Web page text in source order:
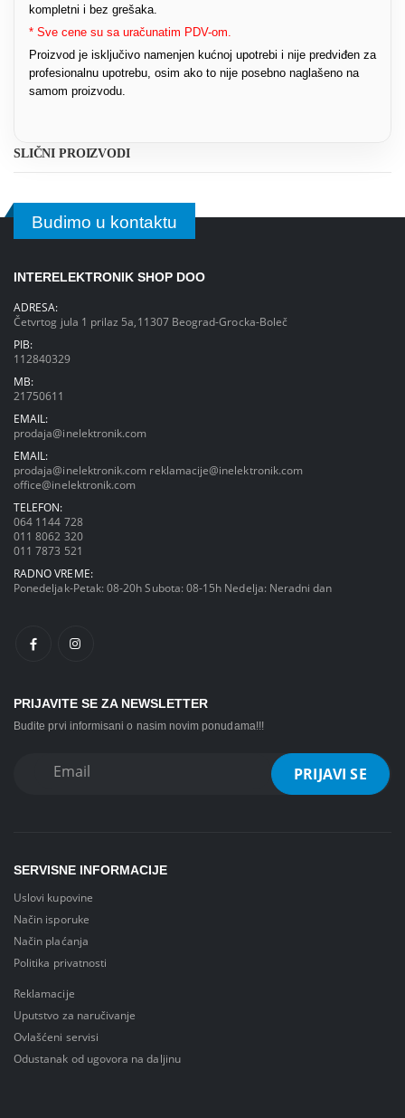
kompletni i bez grešaka.
* Sve cene su sa uračunatim PDV-om.
Proizvod je isključivo namenjen kućnoj upotrebi i nije predviđen za
profesionalnu upotrebu, osim ako to nije posebno naglašeno na
samom proizvodu.
SLIČNI PROIZVODI
Budimo u kontaktu
INTERELEKTRONIK SHOP DOO
ADRESA:
Četvrtog jula 1 prilaz 5a,11307 Beograd-Grocka-Boleč
PIB:
112840329
MB:
21750611
EMAIL:
prodaja@inelektronik.com
EMAIL:
prodaja@inelektronik.com reklamacije@inelektronik.com
office@inelektronik.com
TELEFON:
064 1144 728
011 8062 320
011 7873 521
RADNO VREME:
Ponedeljak-Petak: 08-20h Subota: 08-15h Nedelja: Neradni dan
PRIJAVITE SE ZA NEWSLETTER
Budite prvi informisani o nasim novim ponudama!!!
SERVISNE INFORMACIJE
Uslovi kupovine
Način isporuke
Način plaćanja
Politika privatnosti
Reklamacije
Uputstvo za naručivanje
Ovlašćeni servisi
Odustanak od ugovora na daljinu